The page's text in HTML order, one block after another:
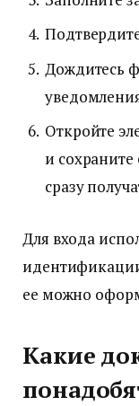
Дождитесь
Откройте
и сохраните
сразу
Для входа
ее можно
Какие